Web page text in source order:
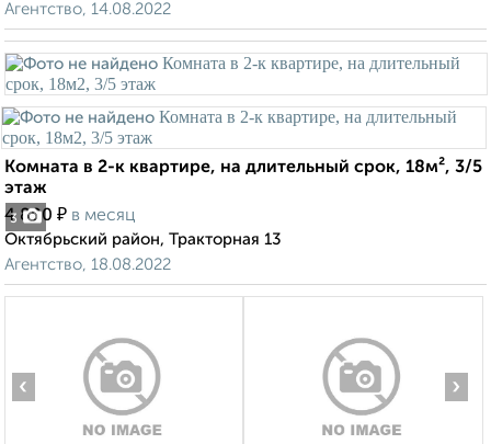
Агентство, 14.08.2022
3
Комната в 2-к квартире, на длительный срок, 18м², 3/5
этаж
4 800 ₽ в месяц
Октябрьский район, Тракторная 13
Агентство, 18.08.2022
‹ ›